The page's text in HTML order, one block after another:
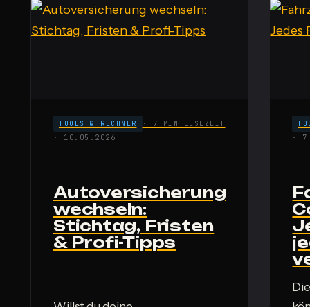
TOOLS & RECHNER
· 7 MIN LESEZEIT
· 10.05.2026
Autoversicherung
wechseln:
Stichtag, Fristen
& Profi-Tipps
· 7